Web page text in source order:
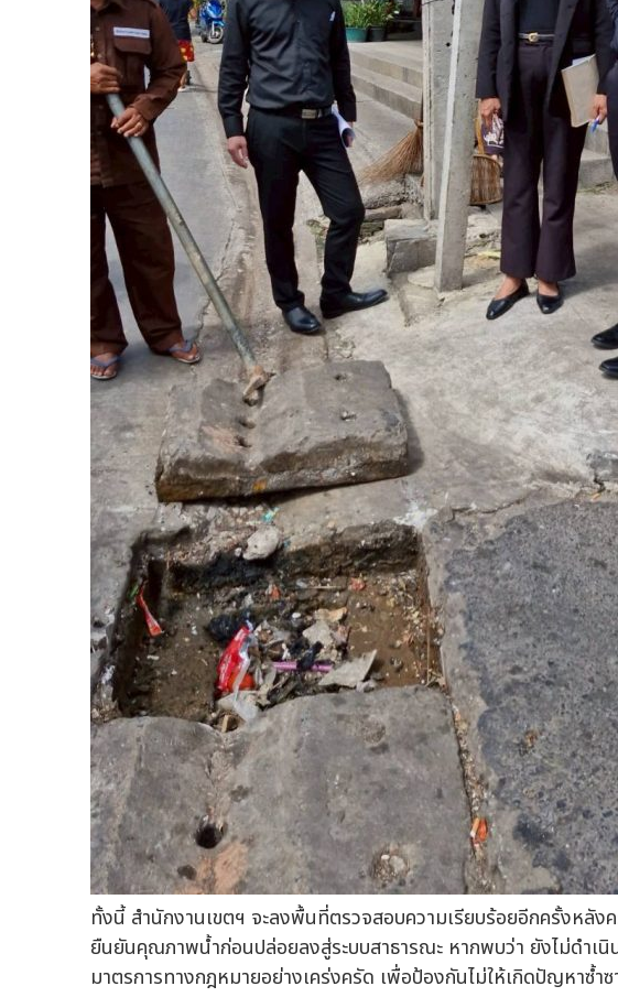
ทั้งนี้ สำนักงานเขตฯ จะลงพื้นที่ตรวจสอบความเรียบร้อยอีกครั้งหลัง
ยืนยันคุณภาพน้ำก่อนปล่อยลงสู่ระบบสาธารณะ หากพบว่า ยังไม่ดำเ
มาตรการทางกฎหมายอย่างเคร่งครัด เพื่อป้องกันไม่ให้เกิดปัญหาซ้ำ